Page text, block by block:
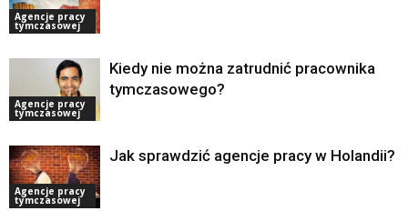
Agencje pracy
tymczasowej
Agencje pracy
tymczasowej
Kiedy nie można zatrudnić pracownika
tymczasowego?
Agencje pracy
tymczasowej
Jak sprawdzić agencje pracy w Holandii?